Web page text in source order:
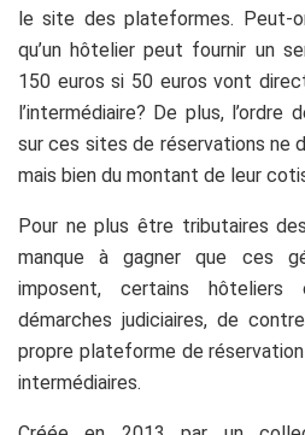
le site des plateformes. Peut-
qu’un hôtelier peut fournir un
150 euros si 50 euros vont
l’intermédiaire? De plus,
sur ces sites de réservations ne
mais bien du montant de leur
Pour ne plus être tributaires
manque à gagner que ces
imposent, certains
démarches judiciaires, de
propre plateforme de
intermédiaires.